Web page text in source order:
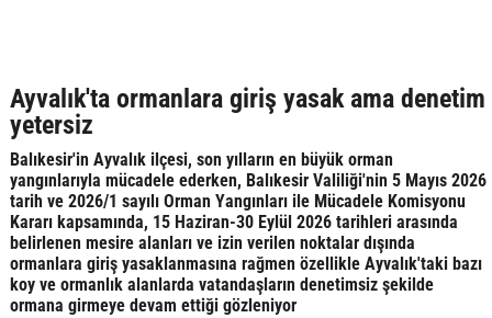
Ayvalık'ta ormanlara giriş yasak ama denetim
yetersiz
Balıkesir'in Ayvalık ilçesi, son yılların en büyük orman
yangınlarıyla mücadele ederken, Balıkesir Valiliği'nin 5 Mayıs 2026
tarih ve 2026/1 sayılı Orman Yangınları ile Mücadele Komisyonu
Kararı kapsamında, 15 Haziran-30 Eylül 2026 tarihleri arasında
belirlenen mesire alanları ve izin verilen noktalar dışında
ormanlara giriş yasaklanmasına rağmen özellikle Ayvalık'taki bazı
koy ve ormanlık alanlarda vatandaşların denetimsiz şekilde
ormana girmeye devam ettiği gözleniyor